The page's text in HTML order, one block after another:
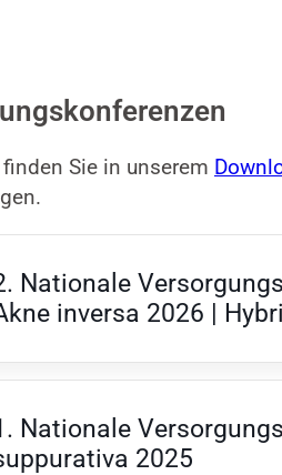
Sie in unserem
Nationale
inversa 2026 |
Nationale
2025